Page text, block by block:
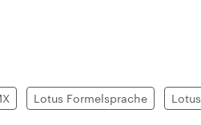
Lotus Formelsprache